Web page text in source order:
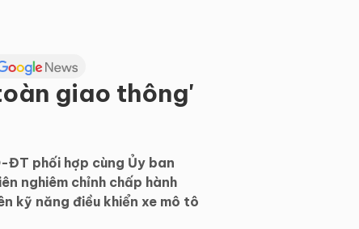
giao thông'
ĐT phối hợp cùng Ủy ban
nghiêm chỉnh chấp hành
kỹ năng điều khiển xe mô tô